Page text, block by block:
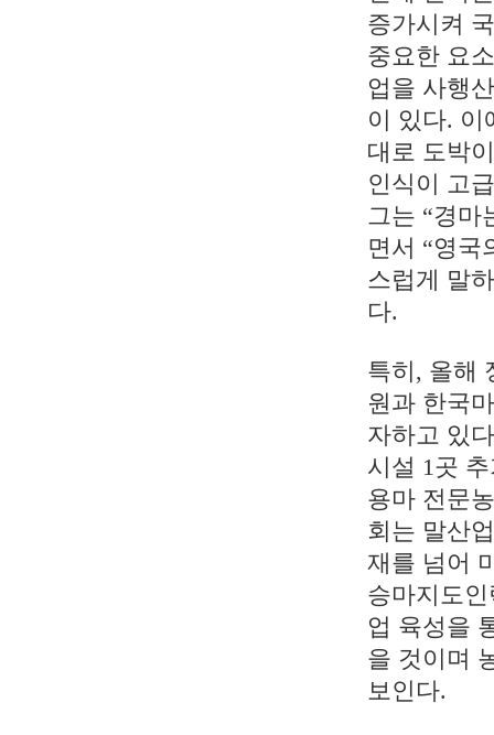
증가시켜
중요한 요
업을 사행
이 있다. 이
대로 도박
인식이 고
그는 “경마
면서 “영국
스럽게 말
다.
특히, 올해
원과 한국
자하고 있
시설 1곳
용마 전문
회는 말산
재를 넘어
승마지도
업 육성을
을 것이며
보인다.